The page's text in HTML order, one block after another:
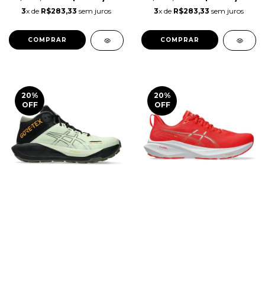
3x de R$283,33 sem juros
COMPRAR
3x de R$283,33 sem juros
COMPRAR
20%
OFF
20%
OFF